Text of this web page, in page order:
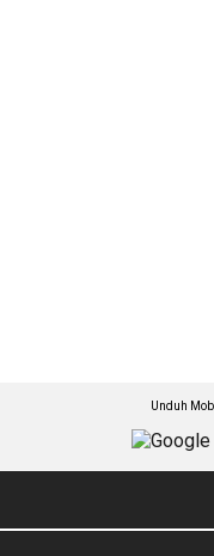
Unduh